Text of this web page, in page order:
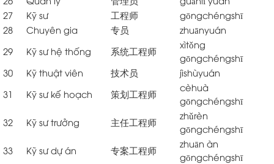
27
Kỹ sư 工程师
gōngchéngshī
28
Chuyên gia 专员
zhuānyuán
29
Kỹ sư hệ thống 系统工程师
xìtǒng
gōngchéngshī
30
Kỹ thuật viên 技术员
jìshùyuán
31
Kỹ sư kế hoạch 策划工程师
cèhuà
gōngchéngshī
32
Kỹ sư trưởng 主任工程师
zhǔrèn
gōngchéngshī
33
Kỹ sư dự án 专案工程师
zhuān àn
gōngchéngshī